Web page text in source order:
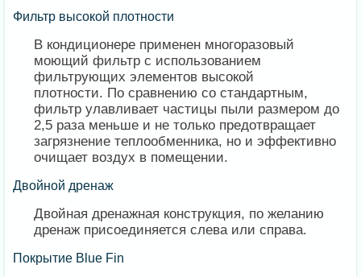
Фильтр высокой плотности
В кондиционере применен многоразовый
моющий фильтр с использованием
фильтрующих элементов высокой
плотности. По сравнению со стандартным,
фильтр улавливает частицы пыли размером до
2,5 раза меньше и не только предотвращает
загрязнение теплообменника, но и эффективно
очищает воздух в помещении.
​Двойной дренаж
Двойная дренажная конструкция, по желанию
дренаж присоединяется слева или справа.
​Покрытие Blue Fin